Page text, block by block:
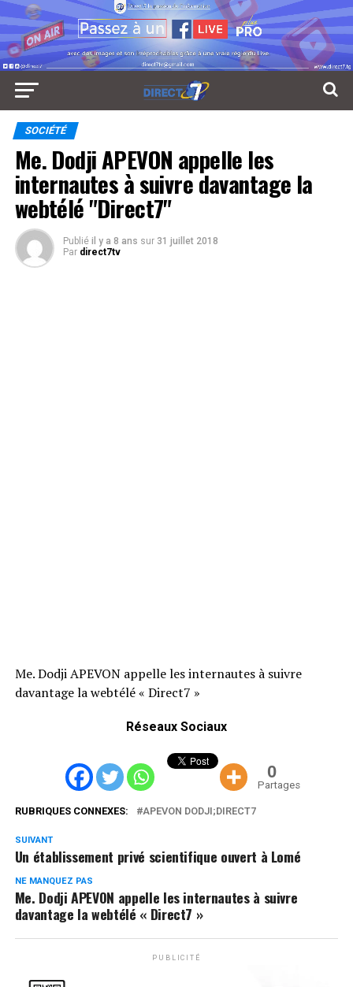
SOCIÉTÉ
Me. Dodji APEVON appelle les
internautes à suivre davantage la
webtélé "Direct7"
Publié il y a 8 ans sur 31 juillet 2018
Par direct7tv
Me. Dodji APEVON appelle les internautes à suivre
davantage la webtélé « Direct7 »
Réseaux Sociaux
0
Partages
RUBRIQUES CONNEXES: APEVON DODJI;DIRECT7
SUIVANT
Un établissement privé scientifique ouvert à Lomé
NE MANQUEZ PAS
Me. Dodji APEVON appelle les internautes à suivre
davantage la webtélé « Direct7 »
PUBLICITÉ